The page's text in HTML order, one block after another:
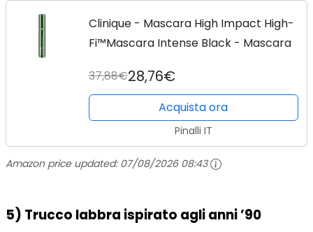
Clinique - Mascara High Impact High-
Fi™Mascara Intense Black - Mascara
37,88€28,76€
Acquista ora
Pinalli IT
Amazon price updated: 07/08/2026 08:43
5) Trucco labbra ispirato agli anni ’90